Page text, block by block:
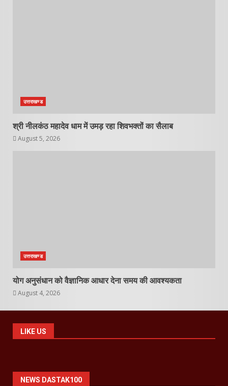
उत्तराखण्ड
श्री नीलकंठ महादेव धाम में उमड़ रहा शिवभक्तों का सैलाब
August 5, 2026
उत्तराखण्ड
योग अनुसंधान को वैज्ञानिक आधार देना समय की आवश्यकता
August 4, 2026
LIKE US
NEWS DASTAK100